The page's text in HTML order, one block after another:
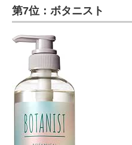
ITの今と未来を見通す
スマホと通信の最新トレンド
進化するPCとデバイスの未来
好きが集まる 比べて選べる
ビジネスと働き方のヒント
第7位：ボタニスト